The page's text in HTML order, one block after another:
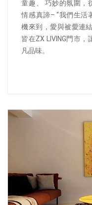
童趣、 巧妙的氛圍，
情感真諦– “我們生活
機來到，愛與被愛連
皆在ZX LIVING門市
凡品味。